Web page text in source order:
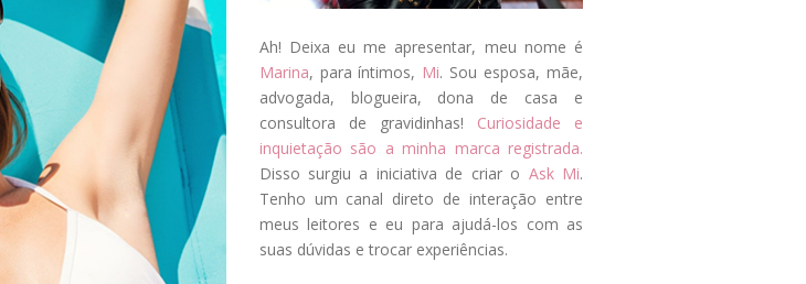
Ah! Deixa eu me apresentar, meu nome é
Marina, para íntimos, Mi. Sou esposa, mãe,
advogada, blogueira, dona de casa e
consultora de gravidinhas! Curiosidade e
inquietação são a minha marca registrada.
Disso surgiu a iniciativa de criar o Ask Mi.
Tenho um canal direto de interação entre
meus leitores e eu para ajudá-los com as
suas dúvidas e trocar experiências.